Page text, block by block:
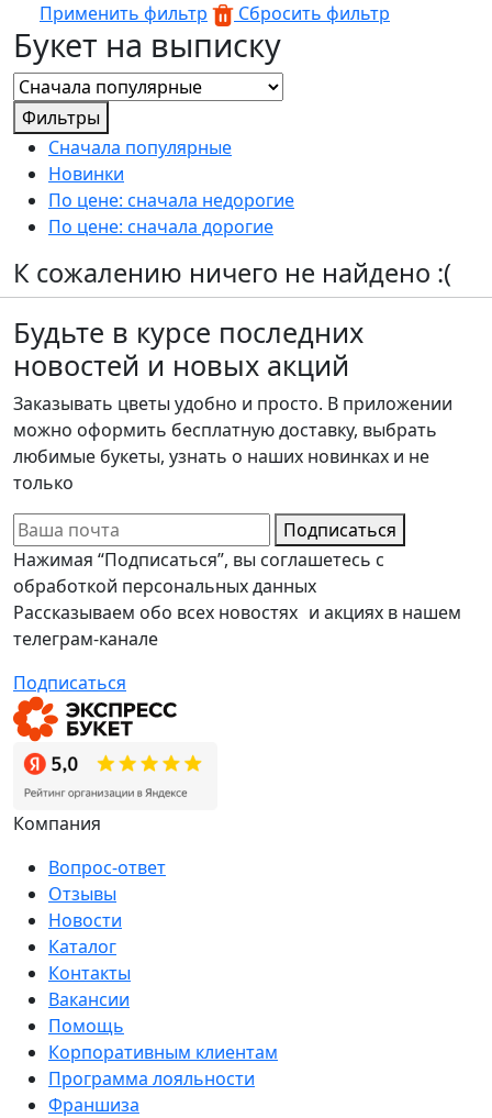
Применить фильтр
Сбросить фильтр
Букет на выписку
Фильтры
Сначала популярные
Новинки
По цене: сначала недорогие
По цене: сначала дорогие
К сожалению ничего не найдено :(
Будьте в курсе последних
новостей и новых акций
Заказывать цветы удобно и просто. В приложении
можно оформить бесплатную доставку, выбрать
любимые букеты, узнать о наших новинках и не
только
Подписаться
Нажимая “Подписаться”, вы соглашетесь с
обработкой персональных данных
Рассказываем обо всех новостях и акциях в нашем
телеграм-канале
Подписаться
Компания
Вопрос-ответ
Отзывы
Новости
Каталог
Контакты
Вакансии
Помощь
Корпоративным клиентам
Программа лояльности
Франшиза